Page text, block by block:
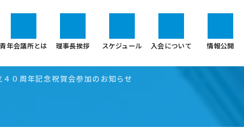
青年会議所とは 理事長挨拶 スケジュール 入会について 情報公開
０周年記念祝賀会参加のお知らせ